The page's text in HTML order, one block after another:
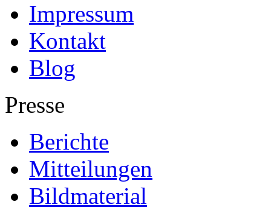
Impressum
Kontakt
Blog
Presse
Berichte
Mitteilungen
Bildmaterial